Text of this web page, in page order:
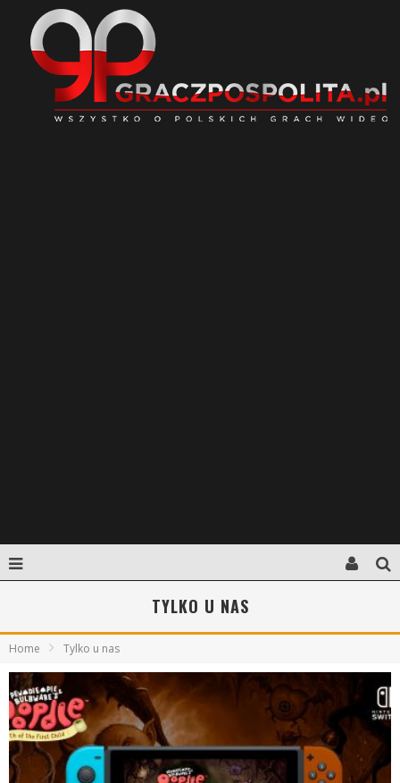
TYLKO U NAS
Home Tylko u nas